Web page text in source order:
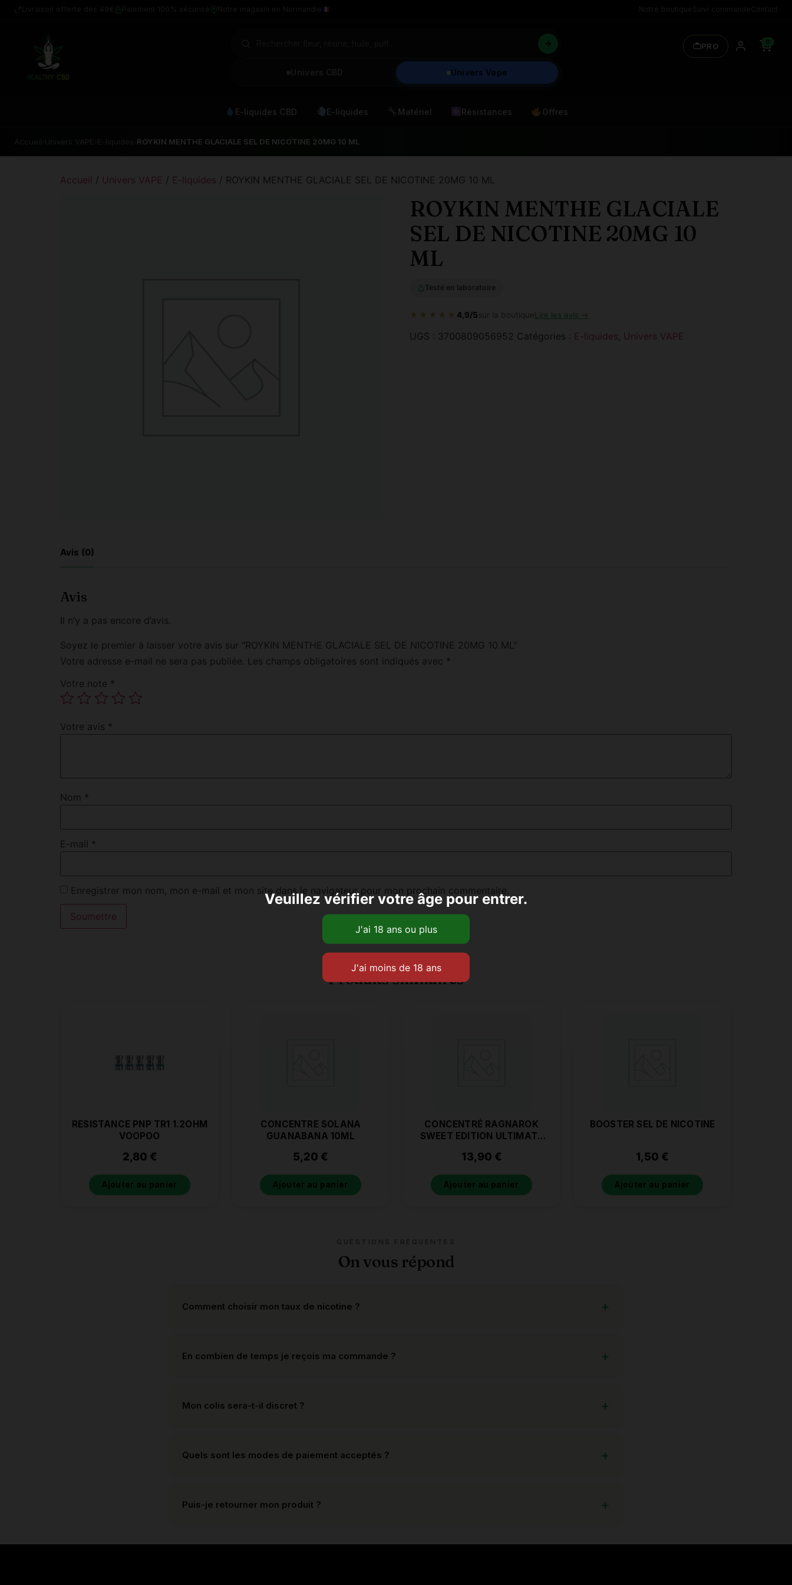
Univers Vape
PRO 0
E-liquides CBD E-liquides Matériel Résistances Offres
ROYKIN MENTHE GLACIALE SEL DE NICOTINE 20MG 10 ML
Accueil / Univers VAPE / E-liquides / ROYKIN MENTHE GLACIALE SEL DE NICOTINE 20MG 10 ML
ROYKIN MENTHE GLACIALE
SEL DE NICOTINE 20MG 10
ML
Testé en laboratoire
★★★★★ 4,9/5sur la boutiqueLire les avis →
UGS : 3700809056952 Catégories : E-liquides, Univers VAPE
Avis (0)
Avis
Il n’y a pas encore d’avis.
Soyez le premier à laisser votre avis sur “ROYKIN MENTHE GLACIALE SEL DE NICOTINE 20MG 10 ML”
Votre adresse e-mail ne sera pas publiée. Les champs obligatoires sont indiqués avec *
Votre note *
Votre avis *
Nom *
E-mail *
Enregistrer mon nom, mon e-mail et mon site dans le navigateur pour mon prochain commentaire.
Produits similaires
RESISTANCE PNP TR1 1.2OHM
VOOPOO
2,80 €
Ajouter au panier
CONCENTRE SOLANA
GUANABANA 10ML
5,20 €
Ajouter au panier
CONCENTRÉ RAGNAROK
SWEET EDITION ULTIMATE
13,90 €
Ajouter au panier
BOOSTER SEL DE NICOTINE
1,50 €
Ajouter au panier
On vous répond
Comment choisir mon taux de nicotine ?
En combien de temps je reçois ma commande ?
Mon colis sera-t-il discret ?
Quels sont les modes de paiement acceptés ?
Puis-je retourner mon produit ?
Veuillez vérifier votre âge pour entrer.